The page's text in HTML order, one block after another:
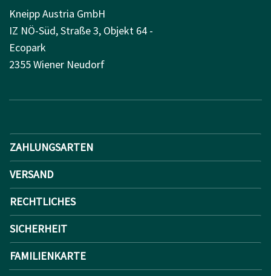
Kneipp Austria GmbH
IZ NÖ-Süd, Straße 3, Objekt 64 -
Ecopark
2355 Wiener Neudorf
ZAHLUNGSARTEN
VERSAND
RECHTLICHES
SICHERHEIT
FAMILIENKARTE